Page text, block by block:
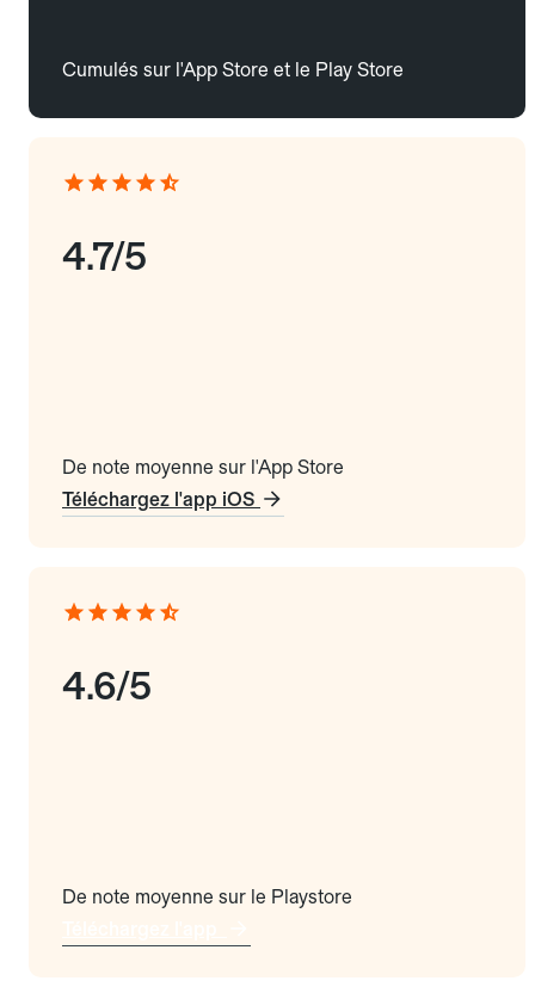
Cumulés sur l'App Store et le Play Store
4.7/5
De note moyenne sur l'App Store
Téléchargez l'app iOS
4.6/5
De note moyenne sur le Playstore